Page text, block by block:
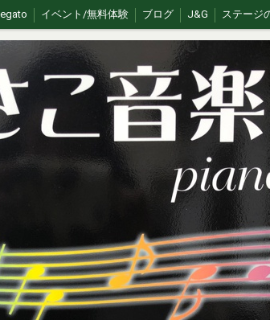
イベント/無料体験 ブログ J&G ステージ